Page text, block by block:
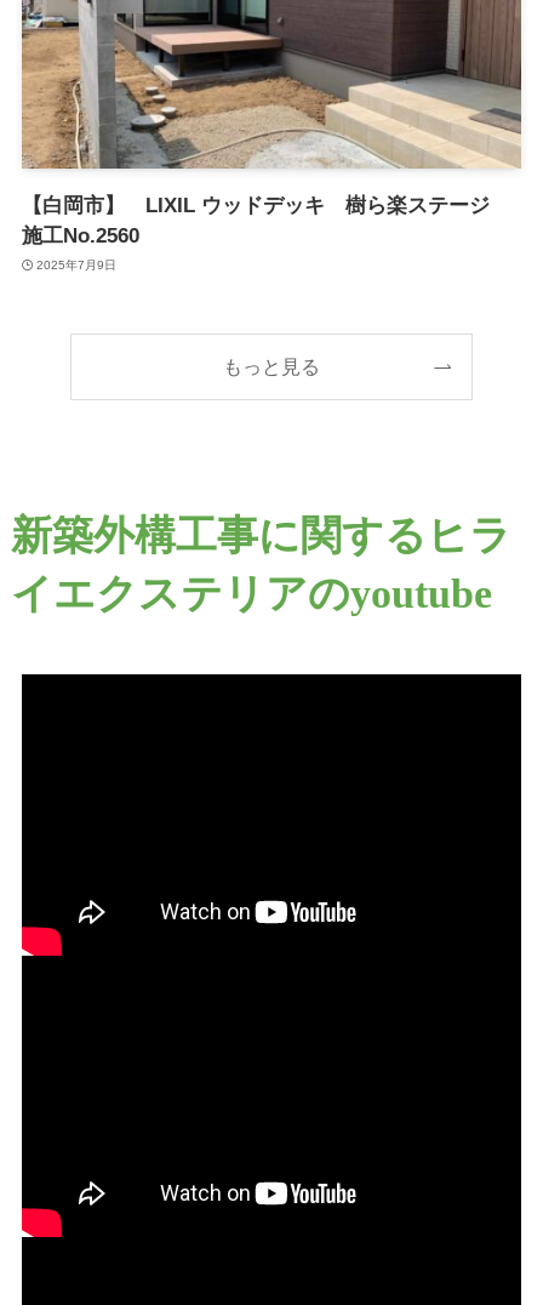
【白岡市】 LIXIL ウッドデッキ 樹ら楽ステージ
施工No.2560
2025年7月9日
もっと見る
新築外構工事に関するヒラ
イエクステリアのyoutube